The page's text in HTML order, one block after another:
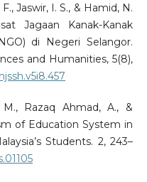
Jaswir, I. S., & Hamid, N.
Jagaan Kanak-Kanak
di Negeri Selangor.
and Humanities, 5(8),
Razaq Ahmad, A., &
of Education System in
Students. 2, 243–